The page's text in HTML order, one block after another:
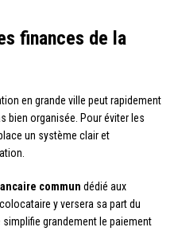
finances de la
en grande ville peut rapidement
bien organisée. Pour éviter les
un système clair et
commun dédié aux
y versera sa part du
grandement le paiement